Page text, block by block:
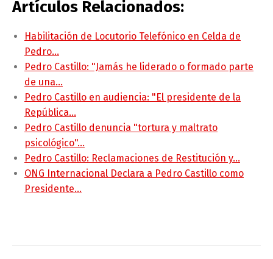
Artículos Relacionados:
Habilitación de Locutorio Telefónico en Celda de
Pedro…
Pedro Castillo: "Jamás he liderado o formado parte
de una…
Pedro Castillo en audiencia: "El presidente de la
República…
Pedro Castillo denuncia "tortura y maltrato
psicológico"…
Pedro Castillo: Reclamaciones de Restitución y…
ONG Internacional Declara a Pedro Castillo como
Presidente…